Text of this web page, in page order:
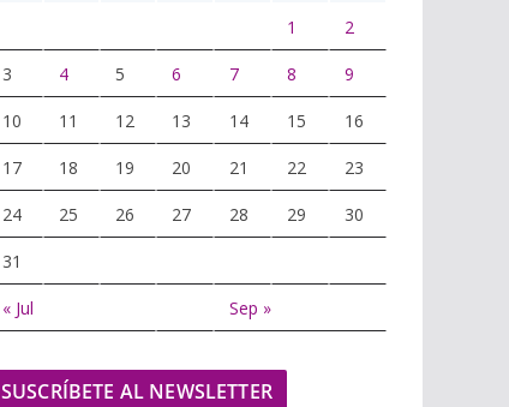
1 2
3 4 5 6 7 8 9
10 11 12 13 14 15 16
17 18 19 20 21 22 23
24 25 26 27 28 29 30
31
« Jul Sep »
SUSCRÍBETE AL NEWSLETTER